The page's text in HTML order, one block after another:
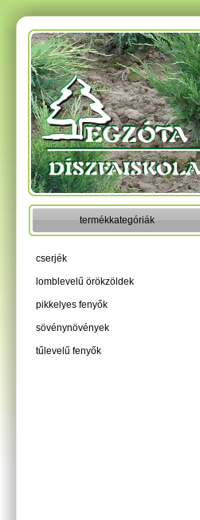
termékkategóriák
cserjék
lomblevelű örökzöldek
pikkelyes fenyők
sövénynövények
tűlevelű fenyők